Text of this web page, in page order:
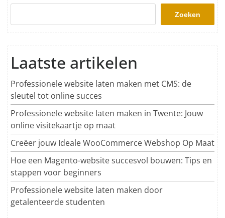
Zoeken
Laatste artikelen
Professionele website laten maken met CMS: de
sleutel tot online succes
Professionele website laten maken in Twente: Jouw
online visitekaartje op maat
Creëer jouw Ideale WooCommerce Webshop Op Maat
Hoe een Magento-website succesvol bouwen: Tips en
stappen voor beginners
Professionele website laten maken door
getalenteerde studenten